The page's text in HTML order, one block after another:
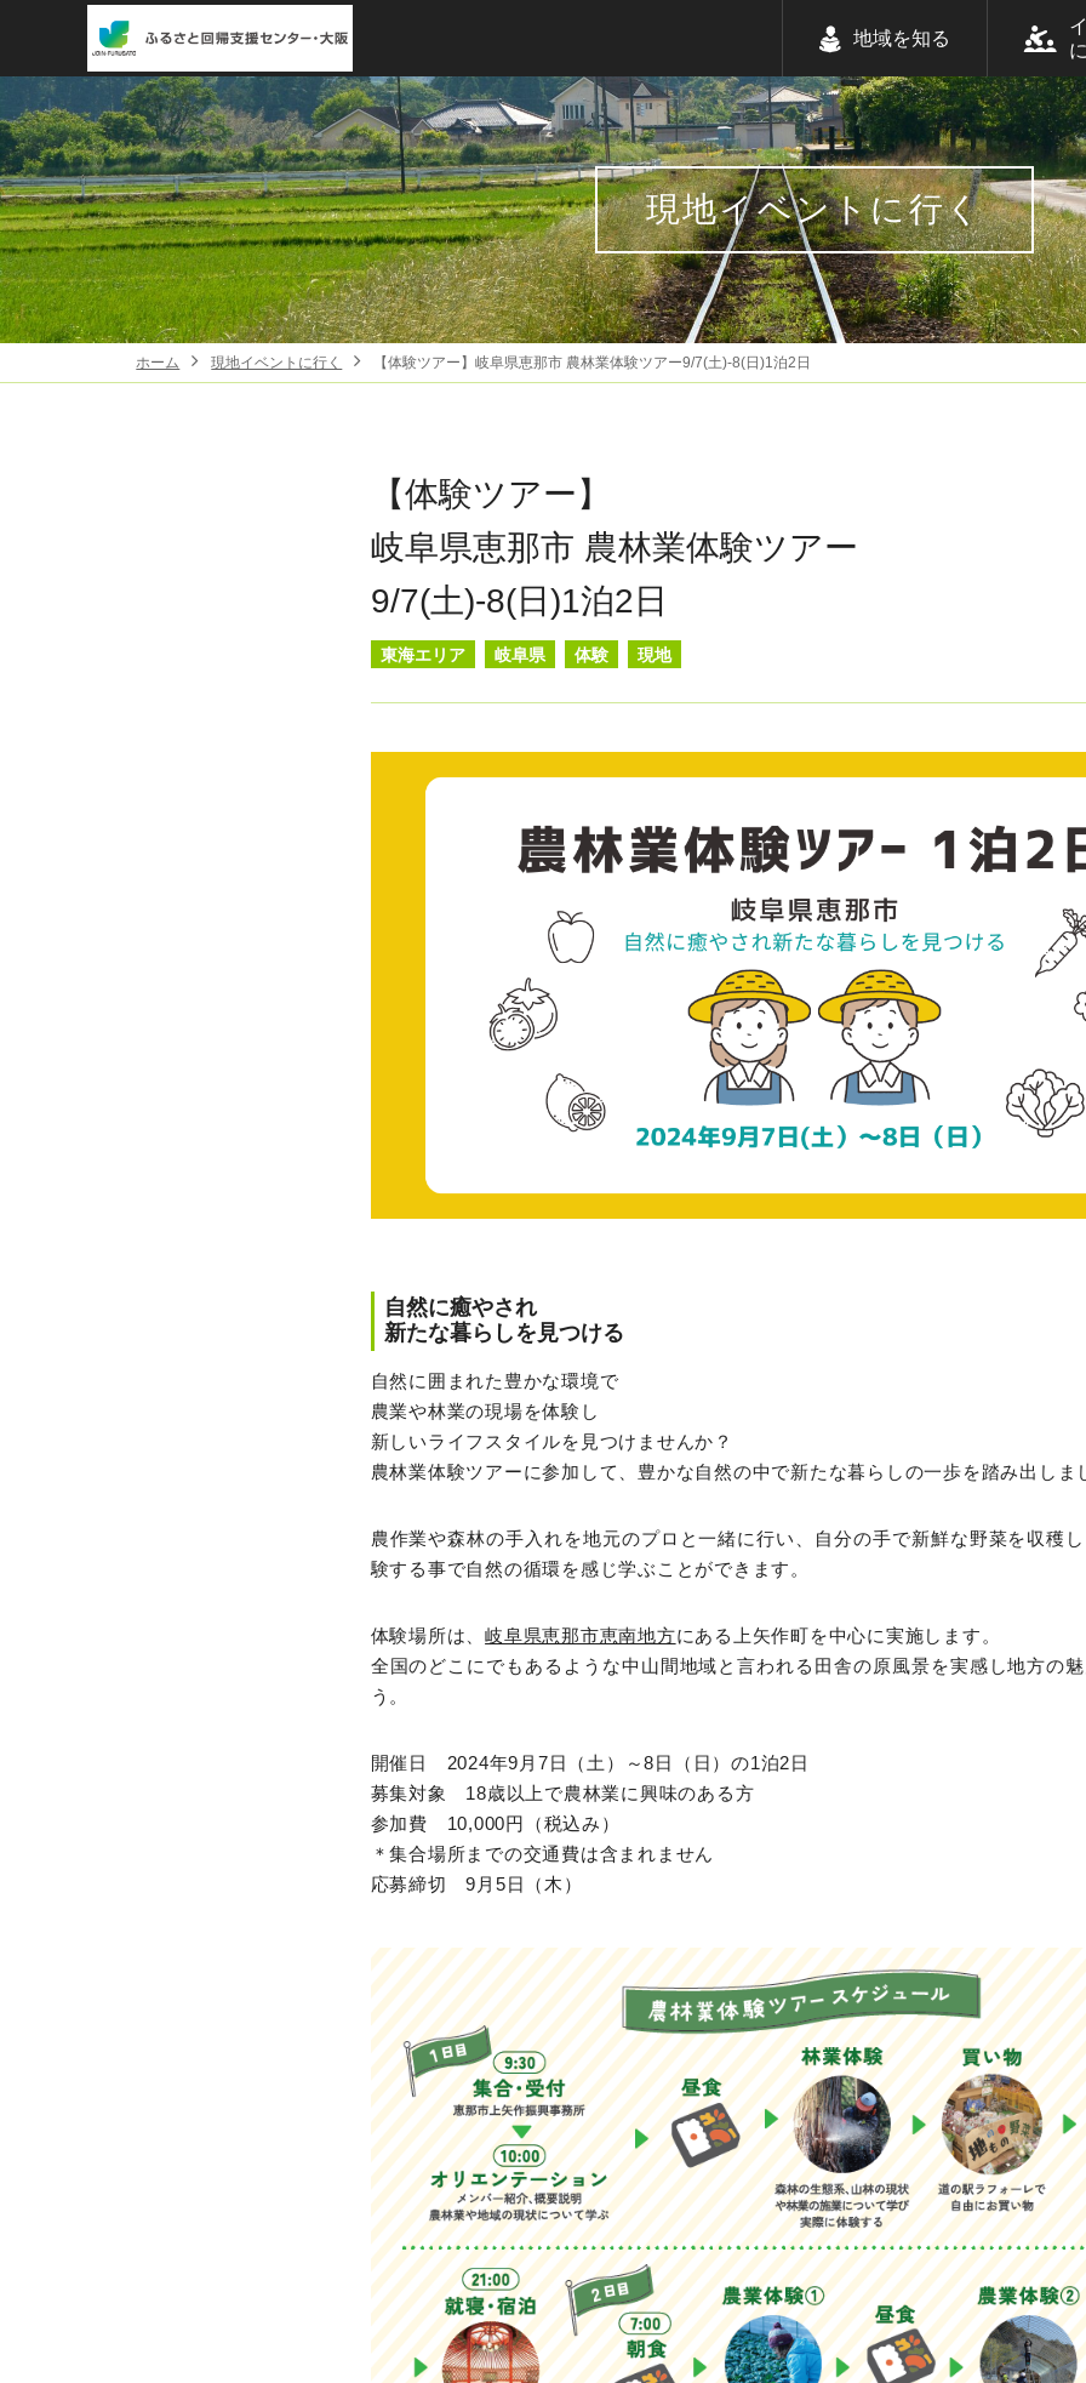
地域を知る
現地イベントに行く
ホーム 現地イベントに行く 【体験ツアー】岐阜県恵那市 農林業体験ツアー9/7(土)-8(日)1泊2日
【体験ツアー】
岐阜県恵那市 農林業体験ツアー
9/7(土)-8(日)1泊2日
東海エリア 岐阜県 体験 現地
自然に癒やされ
新たな暮らしを見つける
自然に囲まれた豊かな環境で
農業や林業の現場を体験し
新しいライフスタイルを見つけませんか？
農林業体験ツアーに参加して、豊かな自然の中で新たな暮らしの一歩を踏み出しま
農作業や森林の手入れを地元のプロと一緒に行い、自分の手で新鮮な野菜を収穫
験する事で自然の循環を感じ学ぶことができます。
体験場所は、岐阜県恵那市恵南地方にある上矢作町を中心に実施します。
全国のどこにでもあるような中山間地域と言われる田舎の原風景を実感し地方の
う。
開催日 2024年9月7日（土）～8日（日）の1泊2日
募集対象 18歳以上で農林業に興味のある方
参加費 10,000円（税込み）
＊集合場所までの交通費は含まれません
応募締切 9月5日（木）